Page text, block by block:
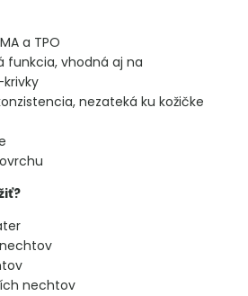
a TPO
funkcia, vhodná aj na
nezateká ku kožičke
nechtov